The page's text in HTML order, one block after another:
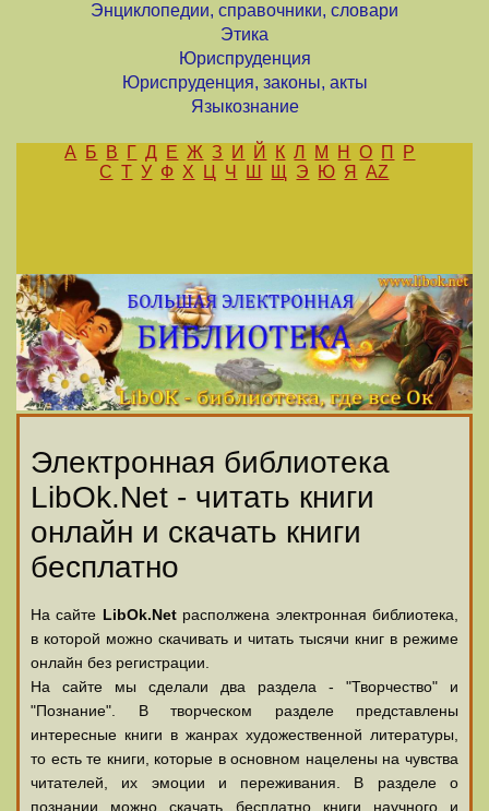
Энциклопедии, справочники, словари
Этика
Юриспруденция
Юриспруденция, законы, акты
Языкознание
А Б В Г Д Е Ж З И Й К Л М Н О П
Р
С Т У Ф Х Ц Ч Ш Щ Э Ю Я AZ
Электронная библиотека
LibOk.Net - читать книги
онлайн и скачать книги
бесплатно
На сайте LibOk.Netрасполжена электронная библиотека,
в которой можно скачивать и читать тысячи книг в режиме
онлайн без регистрации.
На сайте мы сделали два раздела - "Творчество" и
"Познание". В творческом разделе представлены
интересные книги в жанрах художественной литературы,
то есть те книги, которые в основном нацелены на чувства
читателей, их эмоции и переживания. В разделе о
познании можно скачать бесплатно книги научного и